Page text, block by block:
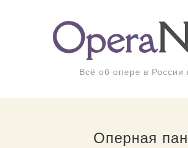
Всё об опере в России
Оперная